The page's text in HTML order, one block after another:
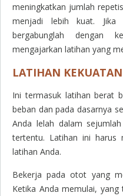
meningkatkan jumlah
menjadi lebih kuat. Jika
bergabunglah dengan
mengajarkan latihan yang
LATIHAN KEKUATAN
Ini termasuk latihan berat
beban dan pada dasarnya
Anda lelah dalam
tertentu. Latihan ini harus
latihan Anda.
Bekerja pada otot yang
Ketika Anda memulai,